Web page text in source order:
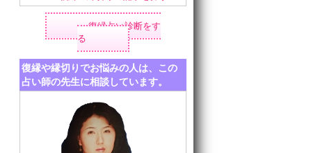
復縁占い診断をす
る
復縁や縁切りでお悩みの人は、この
占い師の先生に相談しています。